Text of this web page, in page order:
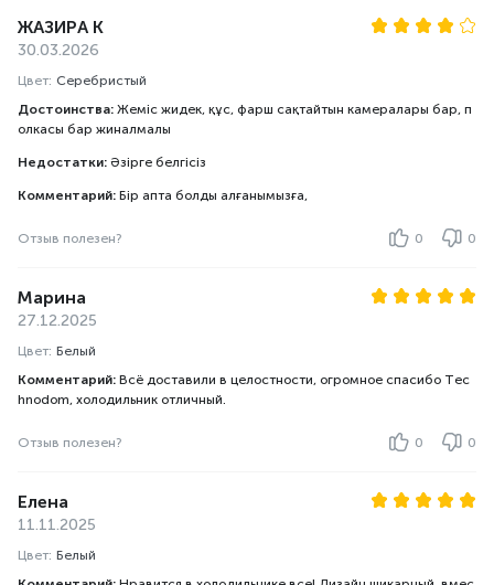
ЖАЗИРА К
30.03.2026
Цвет: Серебристый
Достоинства: Жеміс жидек, құс, фарш сақтайтын камералары бар, п
олкасы бар жиналмалы
Недостатки: Әзірге белгісіз
Комментарий: Бір апта болды алғанымызға,
Отзыв полезен? 0 0
Марина
27.12.2025
Цвет: Белый
Комментарий: Всё доставили в целостности, огромное спасибо Tec
hnodom, холодильник отличный.
Отзыв полезен? 0 0
Елена
11.11.2025
Цвет: Белый